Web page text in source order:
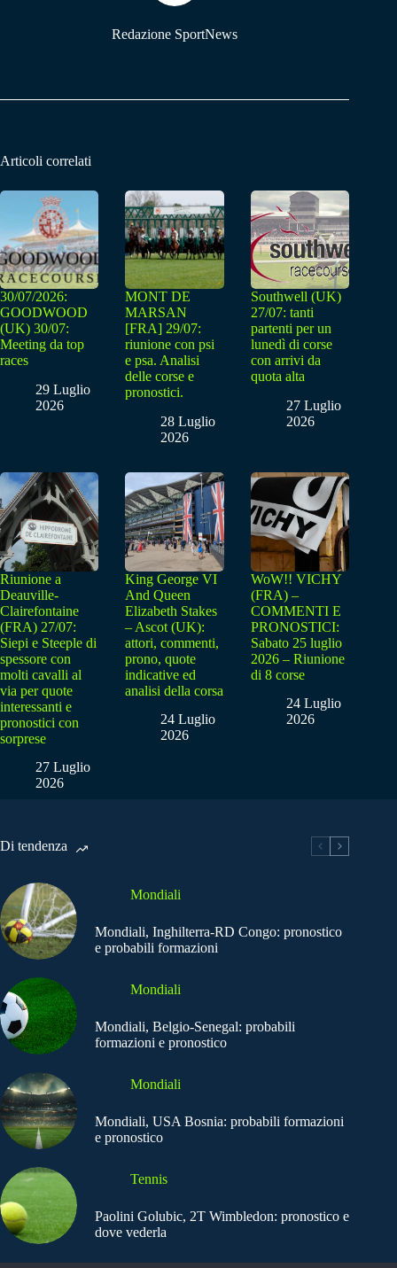
Redazione SportNews
Articoli correlati
30/07/2026:
GOODWOOD
(UK) 30/07:
Meeting da top
races
29 Luglio
2026
MONT DE
MARSAN
[FRA] 29/07:
riunione con psi
e psa. Analisi
delle corse e
pronostici.
28 Luglio
2026
Southwell (UK)
27/07: tanti
partenti per un
lunedì di corse
con arrivi da
quota alta
27 Luglio
2026
Riunione a
Deauville-
Clairefontaine
(FRA) 27/07:
Siepi e Steeple di
spessore con
molti cavalli al
via per quote
interessanti e
pronostici con
sorprese
27 Luglio
2026
King George VI
And Queen
Elizabeth Stakes
– Ascot (UK):
attori, commenti,
prono, quote
indicative ed
analisi della corsa
24 Luglio
2026
WoW!! VICHY
(FRA) –
COMMENTI E
PRONOSTICI:
Sabato 25 luglio
2026 – Riunione
di 8 corse
24 Luglio
2026
Di tendenza
Mondiali
Mondiali, Inghilterra-RD Congo: pronostico
e probabili formazioni
Mondiali
Mondiali, Belgio-Senegal: probabili
formazioni e pronostico
Mondiali
Mondiali, USA Bosnia: probabili formazioni
e pronostico
Tennis
Paolini Golubic, 2T Wimbledon: pronostico e
dove vederla